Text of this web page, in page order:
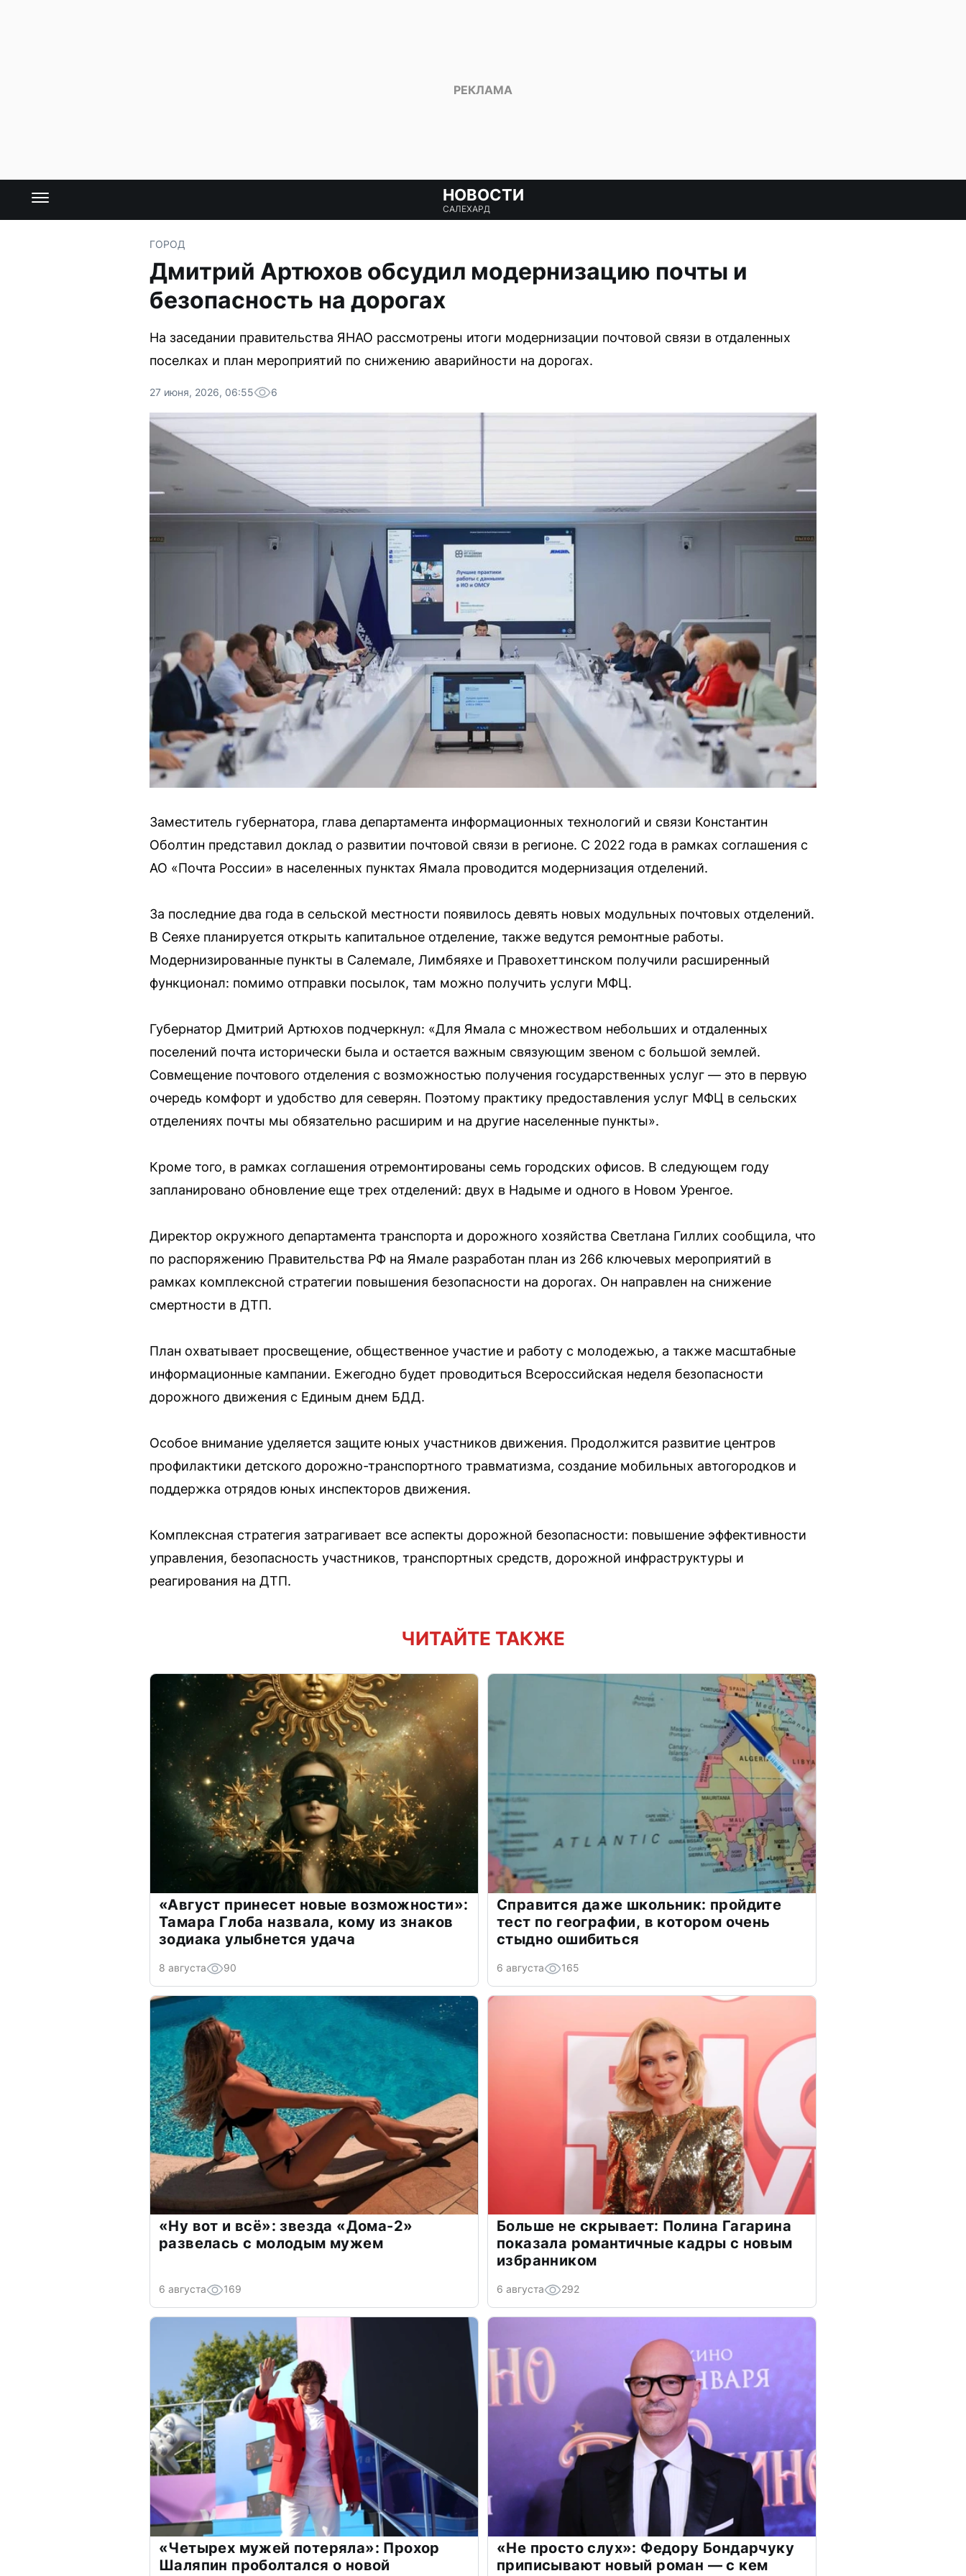
НОВОСТИ
САЛЕХАРД
ГОРОД
Дмитрий Артюхов обсудил модернизацию почты и
безопасность на дорогах
На заседании правительства ЯНАО рассмотрены итоги модернизации почтовой связи в отдаленных
поселках и план мероприятий по снижению аварийности на дорогах.
27 июня, 2026, 06:55 6
Заместитель губернатора, глава департамента информационных технологий и связи Константин
Оболтин представил доклад о развитии почтовой связи в регионе. С 2022 года в рамках соглашения с
АО «Почта России» в населенных пунктах Ямала проводится модернизация отделений.
За последние два года в сельской местности появилось девять новых модульных почтовых отделений.
В Сеяхе планируется открыть капитальное отделение, также ведутся ремонтные работы.
Модернизированные пункты в Салемале, Лимбяяхе и Правохеттинском получили расширенный
функционал: помимо отправки посылок, там можно получить услуги МФЦ.
Губернатор Дмитрий Артюхов подчеркнул: «Для Ямала с множеством небольших и отдаленных
поселений почта исторически была и остается важным связующим звеном с большой землей.
Совмещение почтового отделения с возможностью получения государственных услуг — это в первую
очередь комфорт и удобство для северян. Поэтому практику предоставления услуг МФЦ в сельских
отделениях почты мы обязательно расширим и на другие населенные пункты».
Кроме того, в рамках соглашения отремонтированы семь городских офисов. В следующем году
запланировано обновление еще трех отделений: двух в Надыме и одного в Новом Уренгое.
Директор окружного департамента транспорта и дорожного хозяйства Светлана Гиллих сообщила, что
по распоряжению Правительства РФ на Ямале разработан план из 266 ключевых мероприятий в
рамках комплексной стратегии повышения безопасности на дорогах. Он направлен на снижение
смертности в ДТП.
План охватывает просвещение, общественное участие и работу с молодежью, а также масштабные
информационные кампании. Ежегодно будет проводиться Всероссийская неделя безопасности
дорожного движения с Единым днем БДД.
Особое внимание уделяется защите юных участников движения. Продолжится развитие центров
профилактики детского дорожно-транспортного травматизма, создание мобильных автогородков и
поддержка отрядов юных инспекторов движения.
Комплексная стратегия затрагивает все аспекты дорожной безопасности: повышение эффективности
управления, безопасность участников, транспортных средств, дорожной инфраструктуры и
реагирования на ДТП.
ЧИТАЙТЕ ТАКЖЕ
«Август принесет новые возможности»:
Тамара Глоба назвала, кому из знаков
зодиака улыбнется удача
8 августа 90
Справится даже школьник: пройдите
тест по географии, в котором очень
стыдно ошибиться
6 августа 165
«Ну вот и всё»: звезда «Дома-2»
развелась с молодым мужем
6 августа 169
Больше не скрывает: Полина Гагарина
показала романтичные кадры с новым
избранником
6 августа 292
«Четырех мужей потеряла»: Прохор
Шаляпин проболтался о новой
«Не просто слух»: Федору Бондарчуку
приписывают новый роман — с кем